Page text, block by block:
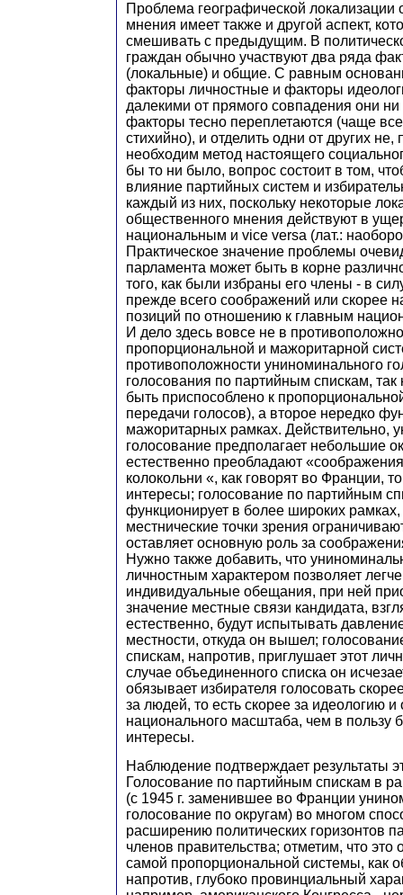
Проблема географической локализации
мнения имеет также и другой аспект,
смешивать с предыдущим. В
граждан обычно участвуют два ряда
(локальные) и общие. С равным
факторы личностные и факторы
далекими от прямого совпадения они ни
факторы тесно переплетаются (чаще
стихийно), и отделить одни от других не,
необходим метод настоящего
бы то ни было, вопрос состоит в том,
влияние партийных систем и
каждый из них, поскольку некоторые
общественного мнения действуют в
национальным и vice versa (лат.:
Практическое значение проблемы
парламента может быть в корне
того, как были избраны его члены - в
прежде всего соображений или скорее
позиций по отношению к главным
И дело здесь вовсе не в
пропорциональной и мажоритарной
противоположности униноминального
голосования по партийным спискам, так
быть приспособлено к
передачи голосов), а второе нередко
мажоритарных рамках. Действительно,
голосование предполагает небольшие
естественно преобладают
колокольни «, как говорят во Франции,
интересы; голосование по партийным
функционирует в более широких рамках,
местнические точки зрения
оставляет основную роль за
Нужно также добавить, что
личностным характером позволяет
индивидуальные обещания, при ней
значение местные связи кандидата,
естественно, будут испытывать
местности, откуда он вышел;
спискам, напротив, приглушает этот
случае объединенного списка он
обязывает избирателя голосовать
за людей, то есть скорее за идеологию и
национального масштаба, чем в пользу
интересы.
Наблюдение подтверждает результаты
Голосование по партийным спискам в
(с 1945 г. заменившее во Франции
голосование по округам) во многом
расширению политических горизонтов
членов правительства; отметим, что это
самой пропорциональной системы, как
напротив, глубоко провинциальный